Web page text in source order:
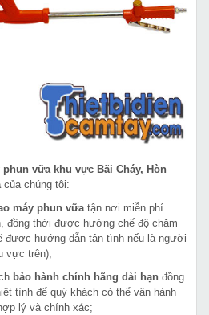
phun vữa khu vực Bãi Cháy, Hòn
của chúng tôi:
máy phun vữa tận nơi miễn phí
đồng thời được hưởng chế độ chăm
được hướng dẫn tận tình nếu là người
vực trên);
bảo hành chính hãng dài hạn đồng
tình để quý khách có thể vận hành
lý và chính xác;